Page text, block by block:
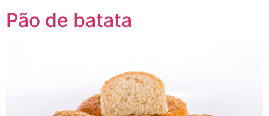
Pão de batata